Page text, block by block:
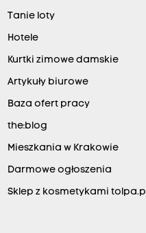
Tanie loty
Hotele
Kurtki zimowe damskie
Artykuły biurowe
Baza ofert pracy
the:blog
Mieszkania w Krakowie
Darmowe ogłoszenia
Sklep z kosmetykami tolpa.pl